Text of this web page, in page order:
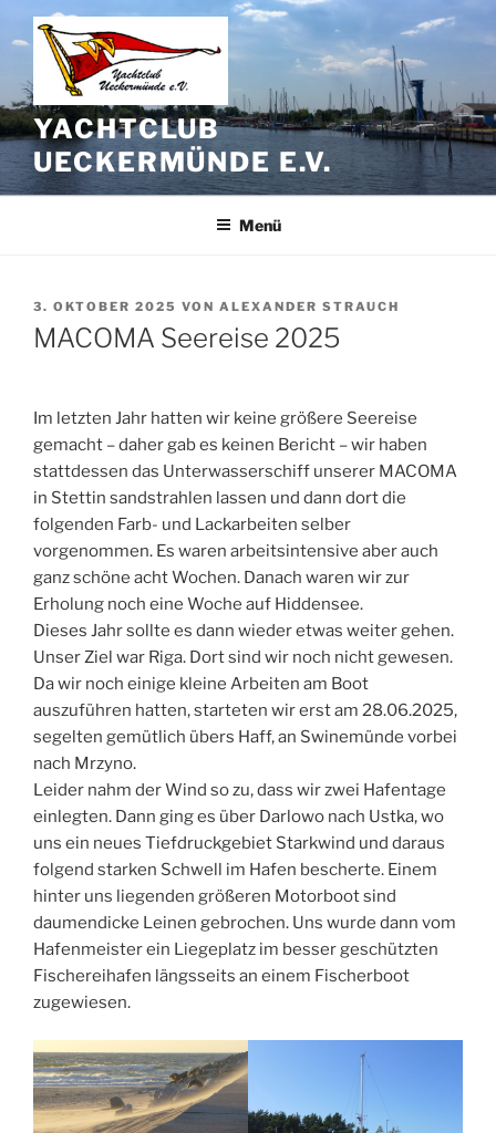
Zum
Inhalt
springen
YACHTCLUB
UECKERMÜNDE E.V.
Menü
VERÖFFENTLICHT
AM
3. OKTOBER 2025 VON ALEXANDER STRAUCH
MACOMA Seereise 2025
Im letzten Jahr hatten wir keine größere Seereise
gemacht – daher gab es keinen Bericht – wir haben
stattdessen das Unterwasserschiff unserer MACOMA
in Stettin sandstrahlen lassen und dann dort die
folgenden Farb- und Lackarbeiten selber
vorgenommen. Es waren arbeitsintensive aber auch
ganz schöne acht Wochen. Danach waren wir zur
Erholung noch eine Woche auf Hiddensee.
Dieses Jahr sollte es dann wieder etwas weiter gehen.
Unser Ziel war Riga. Dort sind wir noch nicht gewesen.
Da wir noch einige kleine Arbeiten am Boot
auszuführen hatten, starteten wir erst am 28.06.2025,
segelten gemütlich übers Haff, an Swinemünde vorbei
nach Mrzyno.
Leider nahm der Wind so zu, dass wir zwei Hafentage
einlegten. Dann ging es über Darlowo nach Ustka, wo
uns ein neues Tiefdruckgebiet Starkwind und daraus
folgend starken Schwell im Hafen bescherte. Einem
hinter uns liegenden größeren Motorboot sind
daumendicke Leinen gebrochen. Uns wurde dann vom
Hafenmeister ein Liegeplatz im besser geschützten
Fischereihafen längsseits an einem Fischerboot
zugewiesen.